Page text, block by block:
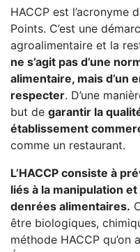
HACCP est l’acronyme
Points. C’est une
agroalimentaire et la
ne s’agit pas d’une
alimentaire, mais d’un
respecter. D’une
but de garantir la
établissement
comme un restaurant.
L’HACCP consiste à
liés à la manipulation
denrées alimentaires.
être biologiques,
méthode HACCP